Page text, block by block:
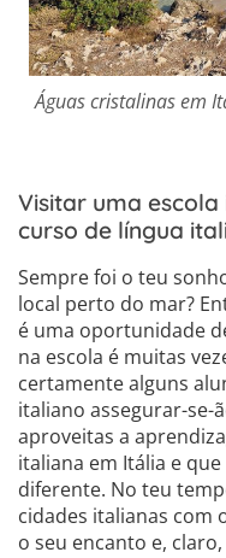
Águas cristalinas em
Visitar uma
curso de língua
Sempre foi o teu
local perto do mar?
é uma oportunidade
na escola é muitas
certamente alguns
italiano assegurar-se-
aproveitas a
italiana em Itália e
diferente. No teu
cidades italianas com
o seu encanto e,